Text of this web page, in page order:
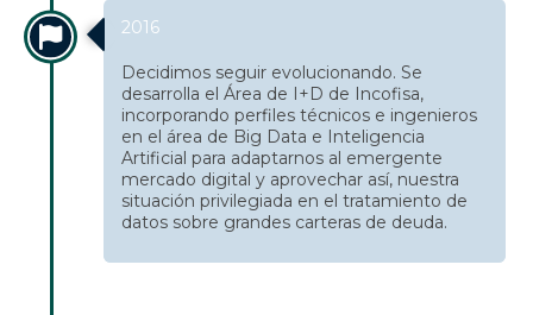
2016
Decidimos seguir evolucionando. Se
desarrolla el Área de I+D de Incofisa,
incorporando perfiles técnicos e ingenieros
en el área de Big Data e Inteligencia
Artificial para adaptarnos al emergente
mercado digital y aprovechar así, nuestra
situación privilegiada en el tratamiento de
datos sobre grandes carteras de deuda.